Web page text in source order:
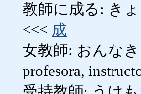
教師に成る: きょ
<<< 成
女教師: おんな
profesora,